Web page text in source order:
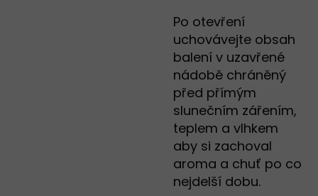
Po otevření
uchovávejte obsah
balení v uzavřené
nádobě chráněný
před přímým
slunečním zářením,
teplem a vlhkem
aby si zachoval
aroma a chuť po co
nejdelší dobu.